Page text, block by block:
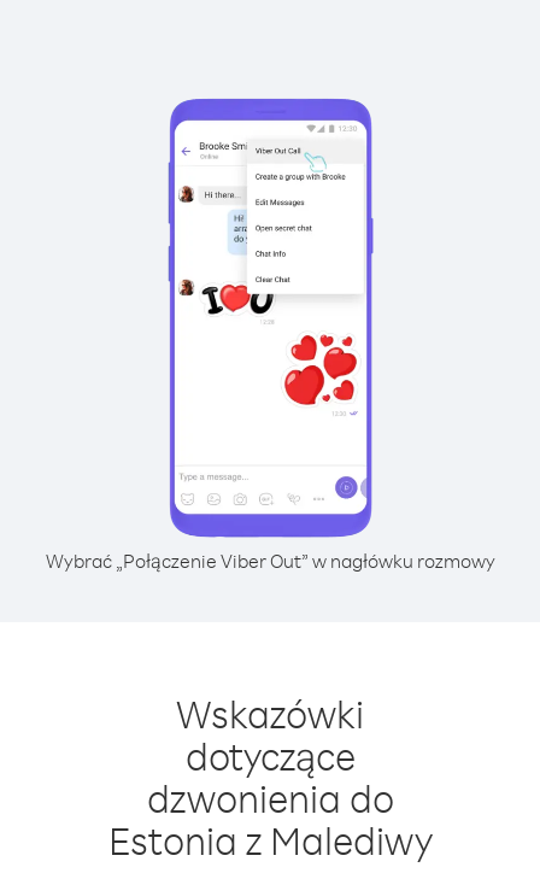
Wybrać „Połączenie Viber Out” w nagłówku rozmowy
Wskazówki
dotyczące
dzwonienia do
Estonia z Malediwy